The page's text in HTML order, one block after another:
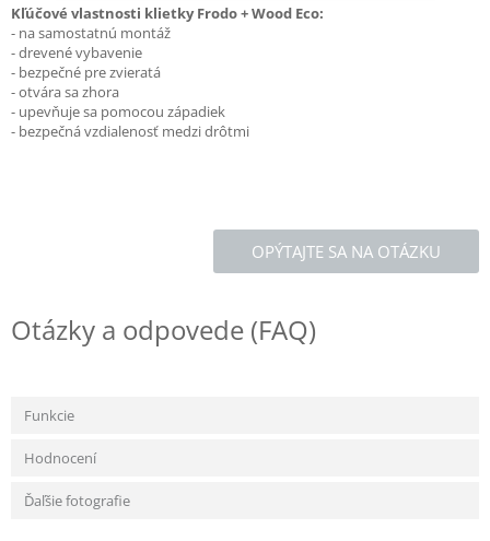
Kľúčové vlastnosti klietky Frodo + Wood Eco:
- na samostatnú montáž
- drevené vybavenie
- bezpečné pre zvieratá
- otvára sa zhora
- upevňuje sa pomocou západiek
- bezpečná vzdialenosť medzi drôtmi
OPÝTAJTE SA NA OTÁZKU
Otázky a odpovede (FAQ)
Funkcie
Hodnocení
Ďaľšie fotografie